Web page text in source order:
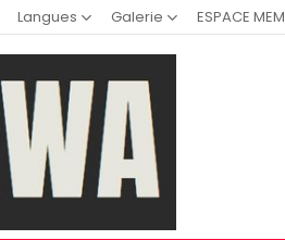
Langues Galerie ESPACE